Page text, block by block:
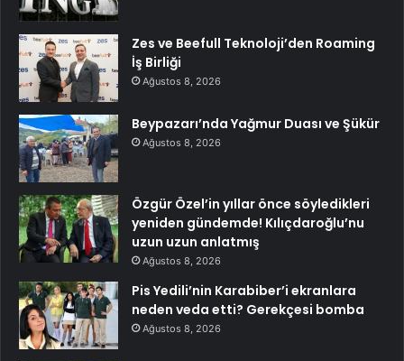
Zes ve Beefull Teknoloji’den Roaming
İş Birliği
Ağustos 8, 2026
Beypazarı’nda Yağmur Duası ve Şükür
Ağustos 8, 2026
Özgür Özel’in yıllar önce söyledikleri
yeniden gündemde! Kılıçdaroğlu’nu
uzun uzun anlatmış
Ağustos 8, 2026
Pis Yedili’nin Karabiber’i ekranlara
neden veda etti? Gerekçesi bomba
Ağustos 8, 2026